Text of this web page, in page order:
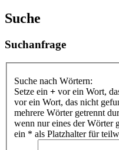
Suche
Suchanfrage
Suche nach Wörtern:
Setze ein + vor ein Wort,
vor ein Wort, das nicht
mehrere Wörter getrennt
wenn nur eines der Wörter
ein * als Platzhalter für